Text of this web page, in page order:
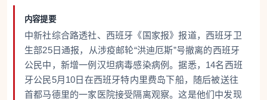
内容提要
中新社综合路透社、西班牙《国家报》报道，西班牙卫
生部25日通报，从涉疫邮轮“洪迪厄斯”号撤离的西班牙
公民中，新增一例汉坦病毒感染病例。据悉，14名西班
牙公民5月10日在西班牙特内里费岛下船，随后被送往
首都马德里的一家医院接受隔离观察。这是他们中发现